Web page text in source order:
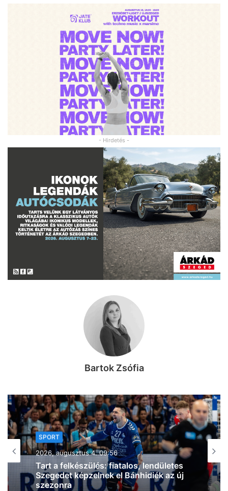
- Hirdetés -
Bartok Zsófia
SPORT
2026, augusztus 3. 20:16
Szegedi küzdősport-szenzáció: a
világelső BKFC-ben debütál a Sárközi
MMA Team magyar bajnok nagyágyúja